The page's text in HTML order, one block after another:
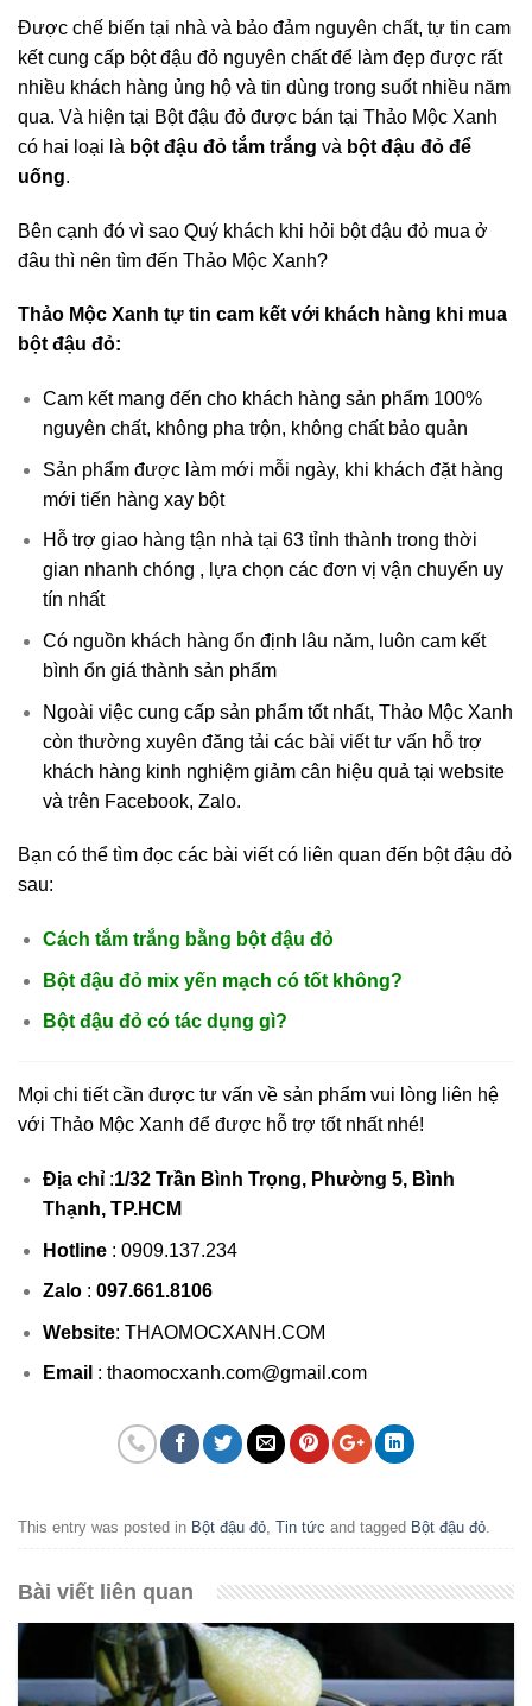
Được chế biến tại nhà và bảo đảm nguyên chất, tự tin cam
kết cung cấp bột đậu đỏ nguyên chất để làm đẹp được rất
nhiều khách hàng ủng hộ và tin dùng trong suốt nhiều năm
qua. Và hiện tại Bột đậu đỏ được bán tại Thảo Mộc Xanh
có hai loại là bột đậu đỏ tắm trắng và bột đậu đỏ để
uống.
Bên cạnh đó vì sao Quý khách khi hỏi bột đậu đỏ mua ở
đâu thì nên tìm đến Thảo Mộc Xanh?
Thảo Mộc Xanh tự tin cam kết với khách hàng khi mua
bột đậu đỏ:
Cam kết mang đến cho khách hàng sản phẩm 100%
nguyên chất, không pha trộn, không chất bảo quản
Sản phẩm được làm mới mỗi ngày, khi khách đặt hàng
mới tiến hàng xay bột
Hỗ trợ giao hàng tận nhà tại 63 tỉnh thành trong thời
gian nhanh chóng , lựa chọn các đơn vị vận chuyển uy
tín nhất
Có nguồn khách hàng ổn định lâu năm, luôn cam kết
bình ổn giá thành sản phẩm
Ngoài việc cung cấp sản phẩm tốt nhất, Thảo Mộc Xanh
còn thường xuyên đăng tải các bài viết tư vấn hỗ trợ
khách hàng kinh nghiệm giảm cân hiệu quả tại website
và trên Facebook, Zalo.
Bạn có thể tìm đọc các bài viết có liên quan đến bột đậu đỏ
sau:
Cách tắm trắng bằng bột đậu đỏ
Bột đậu đỏ mix yến mạch có tốt không?
Bột đậu đỏ có tác dụng gì?
Mọi chi tiết cần được tư vấn về sản phẩm vui lòng liên hệ
với Thảo Mộc Xanh để được hỗ trợ tốt nhất nhé!
Địa chỉ:1/32 Trần Bình Trọng, Phường 5, Bình
Thạnh, TP.HCM
Hotline: 0909.137.234
Zalo : 097.661.8106
Website: THAOMOCXANH.COM
Email : thaomocxanh.com@gmail.com
This entry was posted in Bột đậu đỏ Tin tức and tagged Bột đậu đỏ
Bài viết liên quan